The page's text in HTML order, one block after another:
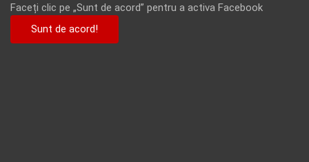
Faceți clic pe „Sunt de acord” pentru a activa Facebook
Sunt de acord!